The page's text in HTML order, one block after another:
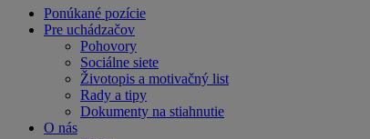
Ponúkané pozície
Pre uchádzačov
Pohovory
Sociálne siete
Životopis a motivačný list
Rady a tipy
Dokumenty na stiahnutie
O nás